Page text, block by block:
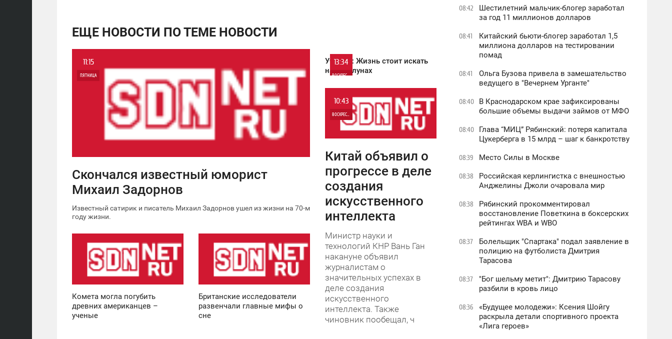
ЕЩЕ НОВОСТИ ПО ТЕМЕ НОВОСТИ
11:15
ПЯТНИЦА
Скончался известный юморист
Михаил Задорнов
Известный сатирик и писатель Михаил Задорнов ушел из жизни на 70-м
году жизни.
Комета могла погубить
древних американцев –
ученые
11:36
Британские исследователи
развенчали главные мифы о
сне
13:34
ВОСКРЕСЕНЬЕ
Ученые: Жизнь стоит искать
на экзолунах
10:43
ВОСКРЕСЕНЬЕ
0
Китай объявил о
прогрессе в деле
создания
искусственного
интеллекта
Министр науки и
технологий КНР Вань Ган
накануне объявил
журналистам о
значительных успехах в
деле создания
искусственного
интеллекта. Также
чиновник пообещал, ч
08:42
Шестилетний мальчик-блогер заработал
за год 11 миллионов долларов
08:41
Китайский бьюти-блогер заработал 1,5
миллиона долларов на тестировании
помад
08:41
Ольга Бузова привела в замешательство
ведущего в "Вечернем Урганте"
08:40
В Краснодарском крае зафиксированы
большие объемы выдачи займов от МФО
08:40
Глава “МИЦ” Рябинский: потеря капитала
Цукерберга в 15 млрд – шаг к банкротству
08:39 Место Силы в Москве
08:38
Российская керлингистка с внешностью
Анджелины Джоли очаровала мир
08:38
Рябинский прокомментировал
восстановление Поветкина в боксерских
рейтингах WBA и WBO
08:37
Болельщик "Спартака" подал заявление в
полицию на футболиста Дмитрия
Тарасова
08:37
"Бог шельму метит": Дмитрию Тарасову
разбили в кровь лицо
08:36
«Будущее молодежи»: Ксения Шойгу
раскрыла детали спортивного проекта
«Лига героев»